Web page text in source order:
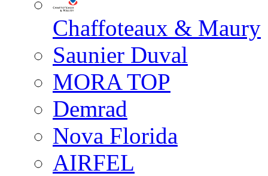
Chaffoteaux & Maury
Saunier Duval
MORA TOP
Demrad
Nova Florida
AIRFEL